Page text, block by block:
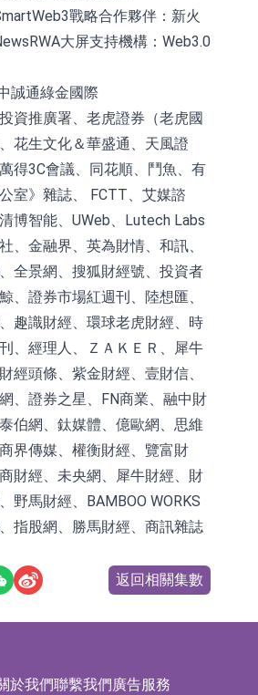
戰略合作夥伴：新火
大屏支持機構：Web3.0
誠通綠金國際
資推廣署、老虎證券（老虎國
花生文化＆華盛通、天風證
得3C會議、同花順、鬥魚、有
室》雜誌、 FCTT、艾媒諮
博智能、UWeb、Lutech Labs
、金融界、英為財情、和訊、
全景網、搜狐財經號、投資者
、證券市場紅週刊、陸想匯、
趣識財經、環球老虎財經、時
、經理人、ＺＡＫＥＲ、犀牛
經頭條、紫金財經、壹財信、
、證券之星、FN商業、融中財
伯網、鈦媒體、億歐網、思維
界傳媒、權衡財經、覽富財
財經、未央網、犀牛財經、財
野馬財經、BAMBOO WORKS
指股網、勝馬財經、商訊雜誌
返回相關集數
於我們聯繫我們廣告服務